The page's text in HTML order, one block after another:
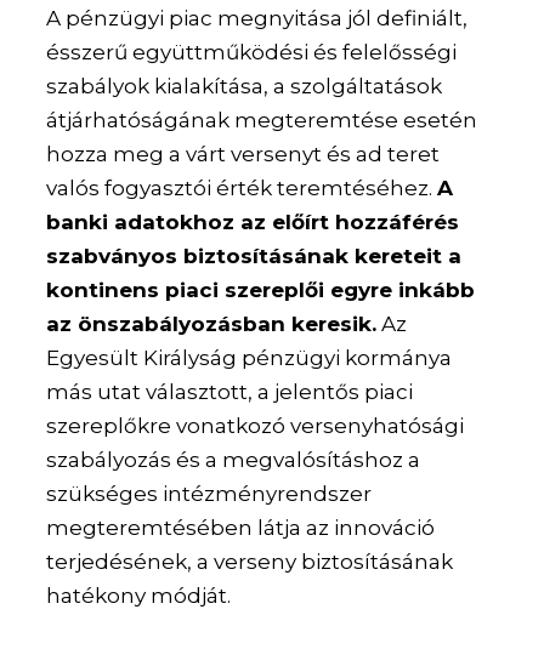
A pénzügyi piac megnyitása jól definiált,
ésszerű együttműködési és felelősségi
szabályok kialakítása, a szolgáltatások
átjárhatóságának megteremtése esetén
hozza meg a várt versenyt és ad teret
valós fogyasztói érték teremtéséhez.A
banki adatokhoz az előírt hozzáférés
szabványos biztosításának kereteit a
kontinens piaci szereplői egyre inkább
az önszabályozásban keresik. Az
Egyesült Királyság pénzügyi kormánya
más utat választott, a jelentős piaci
szereplőkre vonatkozó versenyhatósági
szabályozás és a megvalósításhoz a
szükséges intézményrendszer
megteremtésében látja az innováció
terjedésének, a verseny biztosításának
hatékony módját.